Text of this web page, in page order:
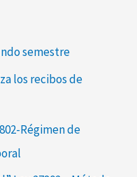
semestre
los recibos de
Régimen de